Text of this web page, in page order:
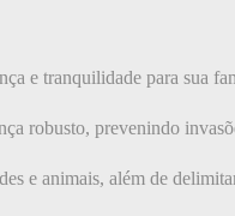
e tranquilidade para sua
robusto, prevenindo
e animais, além de